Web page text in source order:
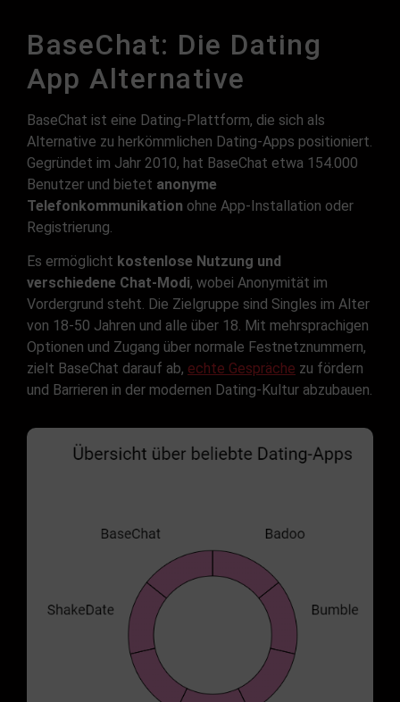
BaseChat: Die Dating
App Alternative
BaseChat ist eine Dating-Plattform, die sich als
Alternative zu herkömmlichen Dating-Apps positioniert.
Gegründet im Jahr 2010, hat BaseChat etwa 154.000
Benutzer und bietet anonyme
Telefonkommunikation ohne App-Installation oder
Registrierung.
Es ermöglicht kostenlose Nutzung und
verschiedene Chat-Modi, wobei Anonymität im
Vordergrund steht. Die Zielgruppe sind Singles im Alter
von 18-50 Jahren und alle über 18. Mit mehrsprachigen
Optionen und Zugang über normale Festnetznummern,
zielt BaseChat darauf ab, echte Gespräche zu fördern
und Barrieren in der modernen Dating-Kultur abzubauen.